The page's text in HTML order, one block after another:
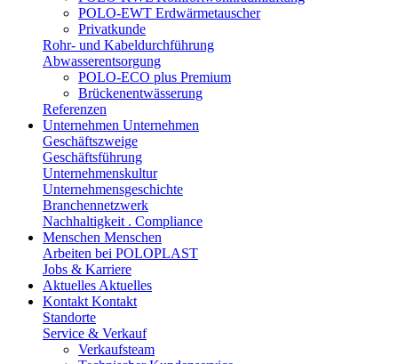
POLO-EWT Erdwärmetauscher
Privatkunde
Rohr- und Kabeldurchführung
Abwasserentsorgung
POLO-ECO plus Premium
Brückenentwässerung
Referenzen
Unternehmen Unternehmen
Geschäftszweige
Geschäftsführung
Unternehmenskultur
Unternehmensgeschichte
Branchennetzwerk
Nachhaltigkeit . Compliance
Menschen Menschen
Arbeiten bei POLOPLAST
Jobs & Karriere
Aktuelles Aktuelles
Kontakt Kontakt
Standorte
Service & Verkauf
Verkaufsteam